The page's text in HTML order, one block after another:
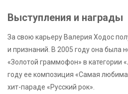
Выступления и награды
За свою карьеру Валерия Ходос
и признаний. В 2005 году она была
«Золотой граммофон» в категории
году ее композиция «Самая
хит-параде «Русский рок».